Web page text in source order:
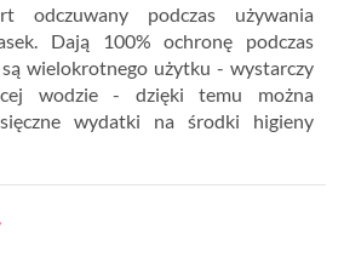
odczuwany podczas używania
Dają 100% ochronę podczas
wielokrotnego użytku - wystarczy
wodzie - dzięki temu można
wydatki na środki higieny